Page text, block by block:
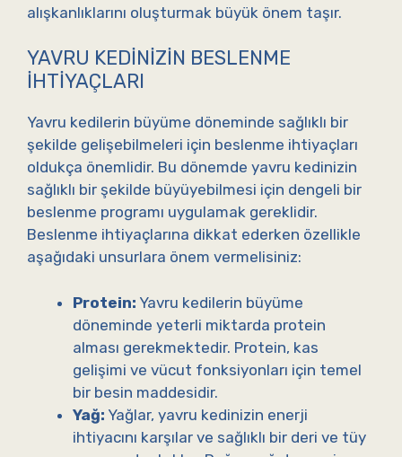
alışkanlıklarını oluşturmak büyük önem taşır.
YAVRU KEDINIZIN BESLENME
İHTIYAÇLARI
Yavru kedilerin büyüme döneminde sağlıklı bir
şekilde gelişebilmeleri için beslenme ihtiyaçları
oldukça önemlidir. Bu dönemde yavru kedinizin
sağlıklı bir şekilde büyüyebilmesi için dengeli bir
beslenme programı uygulamak gereklidir.
Beslenme ihtiyaçlarına dikkat ederken özellikle
aşağıdaki unsurlara önem vermelisiniz:
Protein: Yavru kedilerin büyüme
döneminde yeterli miktarda protein
alması gerekmektedir. Protein, kas
gelişimi ve vücut fonksiyonları için temel
bir besin maddesidir.
Yağ: Yağlar, yavru kedinizin enerji
ihtiyacını karşılar ve sağlıklı bir deri ve tüy